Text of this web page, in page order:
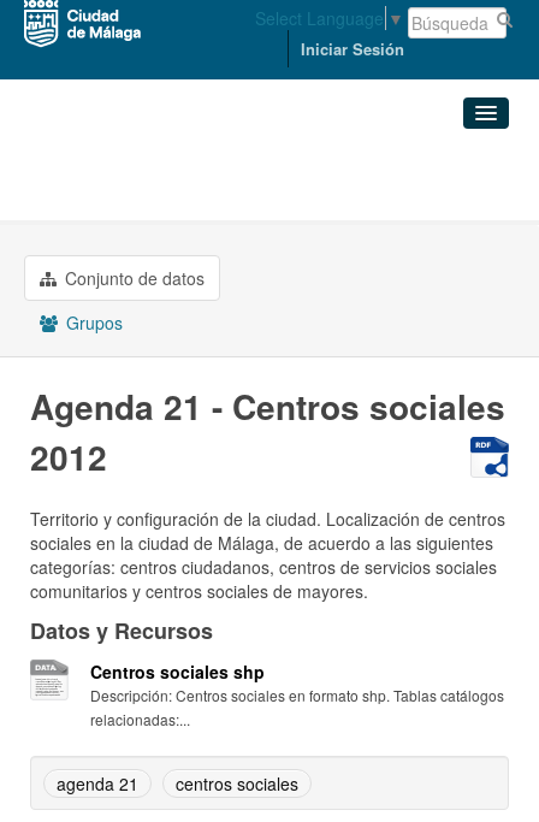
Select Language ▼
Iniciar Sesión
Grupos
Conjunto de datos
Grupos
Agenda 21 - Centros sociales
2012
Territorio y configuración de la ciudad. Localización de centros
sociales en la ciudad de Málaga, de acuerdo a las siguientes
categorías: centros ciudadanos, centros de servicios sociales
comunitarios y centros sociales de mayores.
Datos y Recursos
Centros sociales shp
Descripción: Centros sociales en formato shp. Tablas catálogos
relacionadas:...
agenda 21 centros sociales